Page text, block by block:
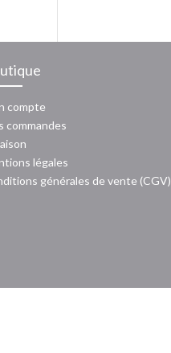
compte
commandes
légales
générales de vente (CGV)